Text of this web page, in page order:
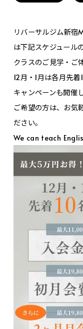
リバーサルジム新
は下記スケジュール
クラスのご見学・ご
12月・1月は各月先
キャンペーンも開催
ご希望の方は、お気
ださい。
We can teach